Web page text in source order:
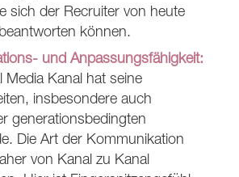
sich der Recruiter von heute
können.
und Anpassungsfähigkeit:
Media Kanal hat seine
insbesondere auch
generationsbedingten
Die Art der Kommunikation
von Kanal zu Kanal